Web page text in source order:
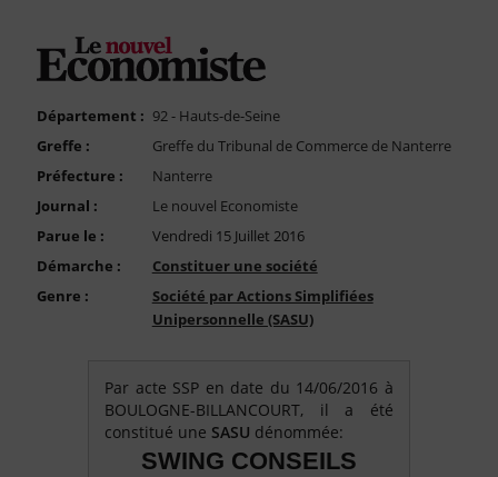
Nous Contacter
Compte PRO
Département : 92 - Hauts-de-Seine
Greffe :
Greffe du Tribunal de Commerce de Nanterre
Préfecture :
Nanterre
Journal :
Le nouvel Economiste
Parue le :
Vendredi 15 Juillet 2016
Démarche :
Constituer une société
Genre :
Société par Actions Simplifiées
Unipersonnelle (SASU)
Par acte SSP en date du 14/06/2016 à
BOULOGNE-BILLANCOURT, il a été
constitué une SASU dénommée:
SWING CONSEILS